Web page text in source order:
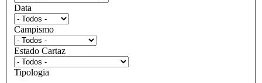
Data
Campismo
Estado Cartaz
Tipologia